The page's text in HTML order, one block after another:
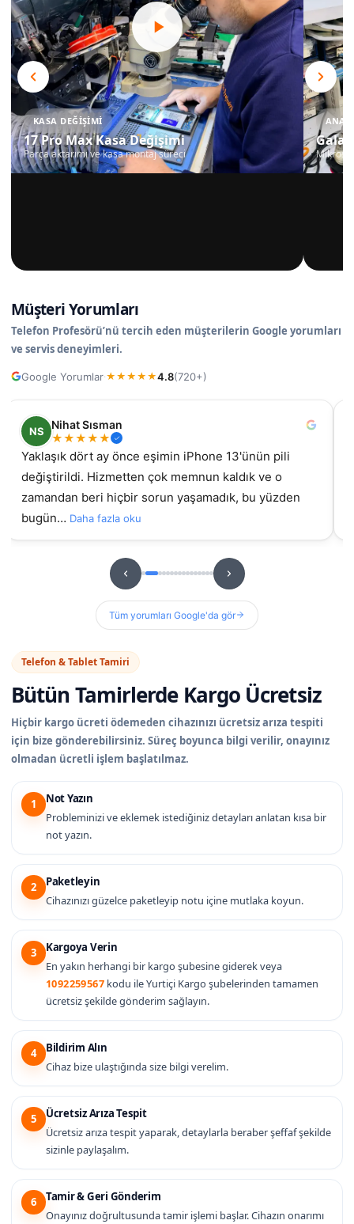
KASA DEĞIŞIMI
17 Pro Max Kasa Değişimi
Parça aktarımı ve kasa montaj süreci
Müşteri Yorumları
Telefon Profesörü’nü tercih eden müşterilerin Google yorumları
ve servis deneyimleri.
Google Yorumlar·★ ★ ★ ★ ★4.8(720+)
NS
Nihat Sısman
★★★★★
Yaklaşık dört ay önce eşimin iPhone 13'ünün pili
değiştirildi. Hizmetten çok memnun kaldık ve o
zamandan beri hiçbir sorun yaşamadık, bu yüzden
bugün… Daha fazla oku
Tüm yorumları Google'da gör
Telefon & Tablet Tamiri
Bütün Tamirlerde Kargo Ücretsiz
Hiçbir kargo ücreti ödemeden cihazınızı ücretsiz arıza tespiti
için bize gönderebilirsiniz. Süreç boyunca bilgi verilir, onayınız
olmadan ücretli işlem başlatılmaz.
1
Not Yazın
Probleminizi ve eklemek istediğiniz detayları anlatan kısa bir
not yazın.
2
Paketleyin
Cihazınızı güzelce paketleyip notu içine mutlaka koyun.
3
Kargoya Verin
En yakın herhangi bir kargo şubesine giderek veya
1092259567 kodu ile Yurtiçi Kargo şubelerinden tamamen
ücretsiz şekilde gönderim sağlayın.
4
Bildirim Alın
Cihaz bize ulaştığında size bilgi verelim.
5
Ücretsiz Arıza Tespit
Ücretsiz arıza tespit yaparak, detaylarla beraber şeffaf şekilde
sizinle paylaşalım.
6
Tamir & Geri Gönderim
Onayınız doğrultusunda tamir işlemi başlar. Cihazın onarımı